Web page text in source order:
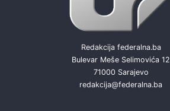
Redakcija federalna.ba
Bulevar Meše Selimovića 12
71000 Sarajevo
redakcija@federalna.ba